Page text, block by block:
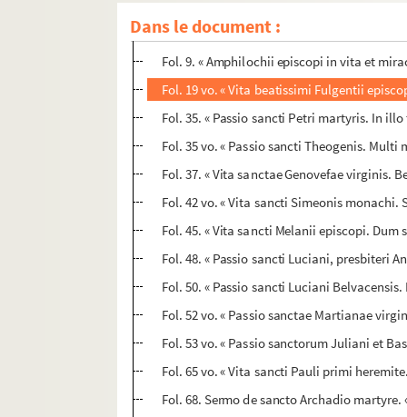
Dans le document :
Fol. 1 vo. « Passio sanctae Martinae
Fol. 5 vo. « Vita sanctae Eufrosinae
Fol. 9. « Amphilochii episcopi in vita et
Fol. 19 vo. « Vita beatissimi Fulgentii
Fol. 35. « Passio sancti Petri martyris. In
Fol. 35 vo. « Passio sancti Theogenis.
Fol. 37. « Vita sanctae Genovefae virginis.
Fol. 42 vo. « Vita sancti Simeonis
Fol. 45. « Vita sancti Melanii episcopi.
Fol. 48. « Passio sancti Luciani, presbiteri
Fol. 50. « Passio sancti Luciani
Fol. 52 vo. « Passio sanctae Martianae
Fol. 53 vo. « Passio sanctorum Juliani et
Fol. 65 vo. « Vita sancti Pauli primi
Fol. 68. Sermo de sancto Archadio